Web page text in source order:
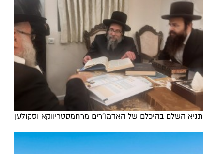
תניא השלם בהיכלם של האדמו"רים מרחמסטריווקא וסקולען